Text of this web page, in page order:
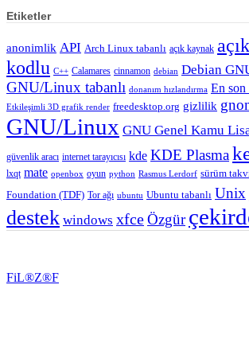
Etiketler
anonimlik API Arch Linux tabanlı açık kaynak
kodlu C++ Calamares cinnamon debian Debian
GNU/Linux tabanlı donanım hızlandırma En son
Etkileşimli 3D grafik render freedesktop.org gizlilik
GNU/Linux GNU Genel Kamu
güvenlik aracı internet tarayıcısı kde KDE Plasma
lxqt mate openbox oyun python Rasmus Lerdorf sürüm
Foundation (TDF) Tor ağı ubuntu Ubuntu tabanlı Unix
destek windows xfceÖzgür
FiL®Z®F